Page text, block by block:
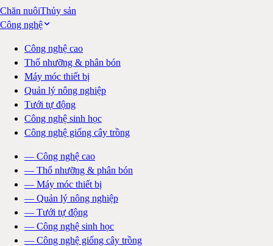
Chăn nuôiThủy sản
Công nghệ
Công nghệ cao
Thổ nhưỡng & phân bón
Máy móc thiết bị
Quản lý nông nghiệp
Tưới tự động
Công nghệ sinh học
Công nghệ giống cây trồng
— Công nghệ cao
— Thổ nhưỡng & phân bón
— Máy móc thiết bị
— Quản lý nông nghiệp
— Tưới tự động
— Công nghệ sinh học
— Công nghệ giống cây trồng